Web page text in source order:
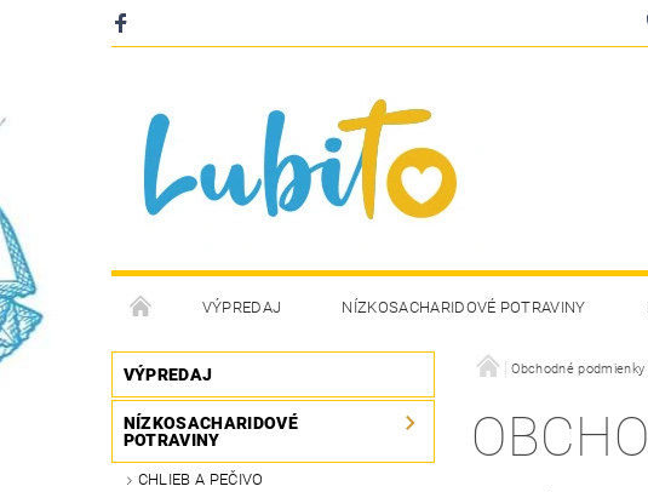
VÝPREDAJ NÍZKOSACHARIDOVÉ POTRAVINY
VÝPREDAJ
NÍZKOSACHARIDOVÉ
POTRAVINY
CHLIEB A PEČIVO
Obchodné podmienky